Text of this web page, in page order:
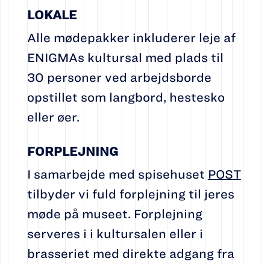
LOKALE
Alle mødepakker inkluderer leje af
ENIGMAs kultursal med plads til
30 personer ved arbejdsborde
opstillet som langbord, hestesko
eller øer.
FORPLEJNING
I samarbejde med spisehuset POST
tilbyder vi fuld forplejning til jeres
møde på museet. Forplejning
serveres i i kultursalen eller i
brasseriet med direkte adgang fra